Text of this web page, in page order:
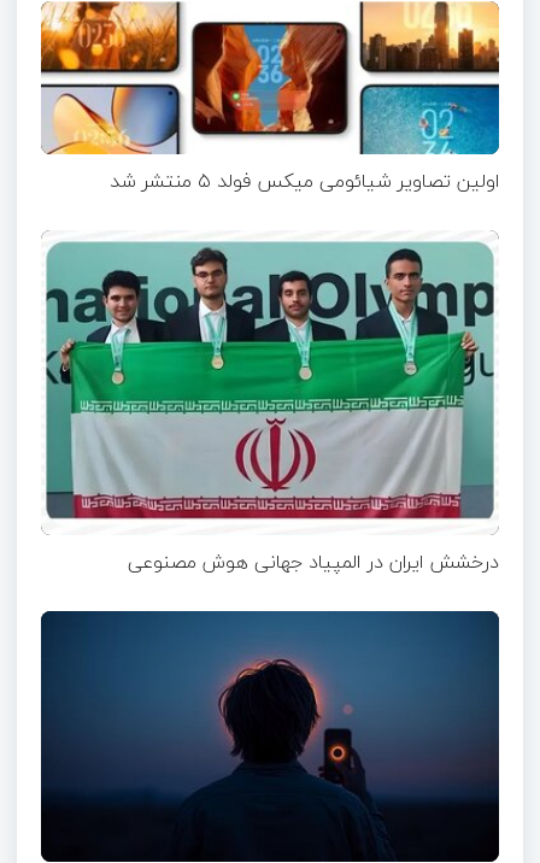
اولین تصاویر شیائومی میکس فولد ۵ منتشر شد
درخشش ایران در المپیاد جهانی هوش مصنوعی